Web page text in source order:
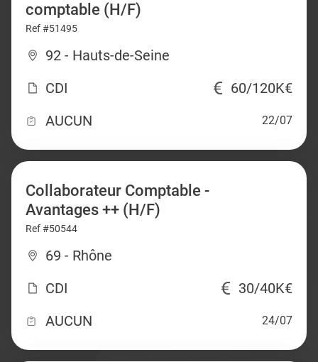
comptable (H/F)
Ref #51495
92 - Hauts-de-Seine
CDI
60/120K€
AUCUN
22/07
Collaborateur Comptable -
Avantages ++ (H/F)
Ref #50544
69 - Rhône
CDI
30/40K€
AUCUN
24/07